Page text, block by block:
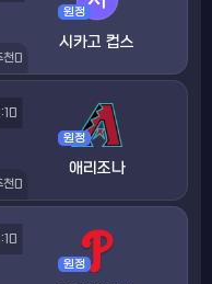
원정
시카고 컵스
천 0
원정
애리조나
천 0
원정